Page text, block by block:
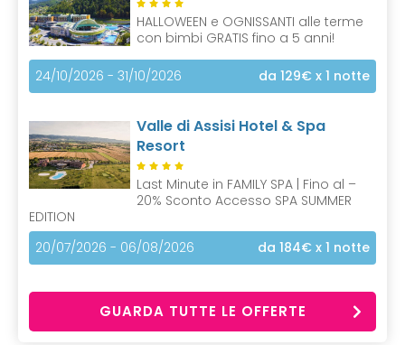
HALLOWEEN e OGNISSANTI alle terme
con bimbi GRATIS fino a 5 anni!
24/10/2026 - 31/10/2026 da 129€ x 1 notte
Valle di Assisi Hotel & Spa
Resort
Last Minute in FAMILY SPA | Fino al –
20% Sconto Accesso SPA SUMMER
EDITION
20/07/2026 - 06/08/2026
da 184€ x 1 notte
GUARDA TUTTE LE OFFERTE